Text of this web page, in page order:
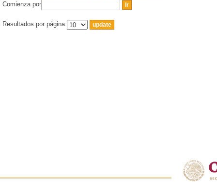
Comienza por
Resultados por página: